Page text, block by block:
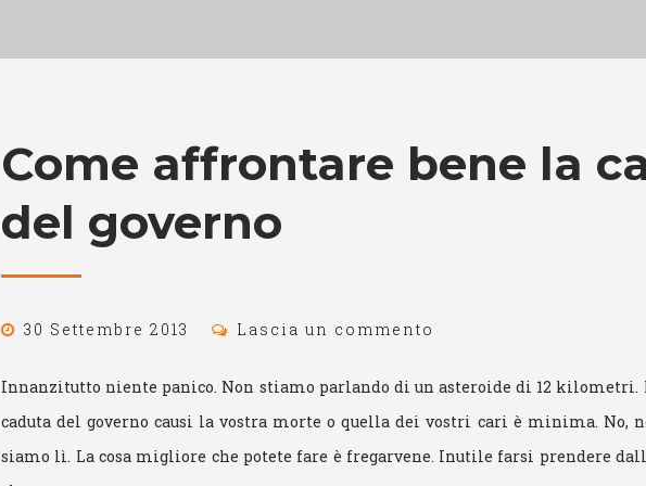
Come affrontare bene la
del governo
30 Settembre 2013 Lascia un commento
Innanzitutto niente panico. Non stiamo parlando di un asteroide di 12 kilometri.
caduta del governo causi la vostra morte o quella dei vostri cari è minima. No,
siamo lì. La cosa migliore che potete fare è fregarvene. Inutile farsi prendere